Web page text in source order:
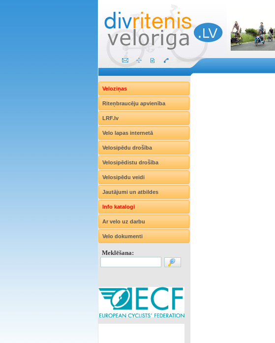
Veloziņas
Riteņbraucēju apvienība
LRF.lv
Velo lapas internetā
Velosipēdu drošība
Velosipēdistu drošība
Velosipēdu veidi
Jautājumi un atbildes
Info katalogi
Ar velo uz darbu
Velo dokumenti
Meklēšana: